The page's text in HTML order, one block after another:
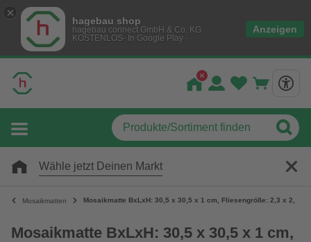
hagebau shop
hagebau connect GmbH & Co. KG
KOSTENLOS- In Google Play
Anzeigen
Wähle jetzt Deinen Markt
Mosaikmatten Mosaikmatte BxLxH: 30,5 x 30,5 x 1 cm, Fliesengröße: 2,3 x 2,3
Mosaikmatte BxLxH: 30,5 x 30,5 x 1 cm,